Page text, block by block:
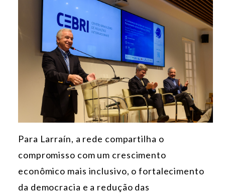
Para Larraín, a rede compartilha o
compromisso com um crescimento
econômico mais inclusivo, o fortalecimento
da democracia e a redução das